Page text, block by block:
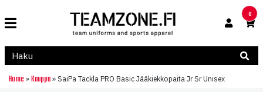
0
Home » Kauppa » SaiPa Tackla PRO Basic Jääkiekkopaita Jr Sr Unisex